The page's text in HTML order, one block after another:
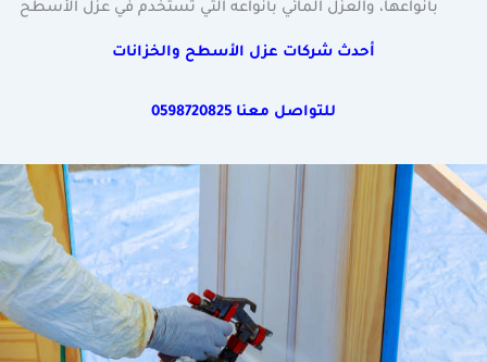
بأنواعها، والعزل المائي بأنواعه التي تستخدم في عزل الأسطح
أحدث شركات عزل الأسطح والخزانات
للتواصل معنا 0598720825